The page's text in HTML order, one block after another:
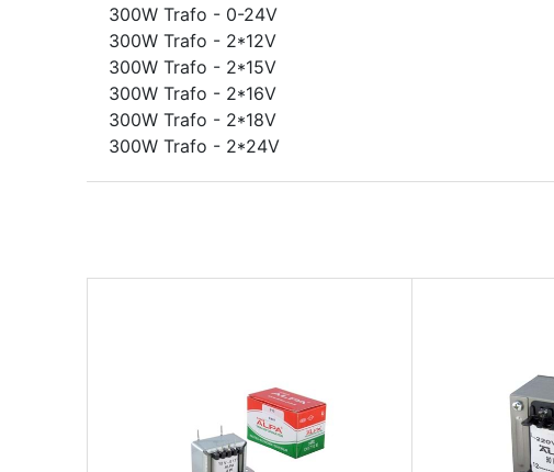
300W Trafo - 0-24V
300W Trafo - 2*12V
300W Trafo - 2*15V
300W Trafo - 2*16V
300W Trafo - 2*18V
300W Trafo - 2*24V